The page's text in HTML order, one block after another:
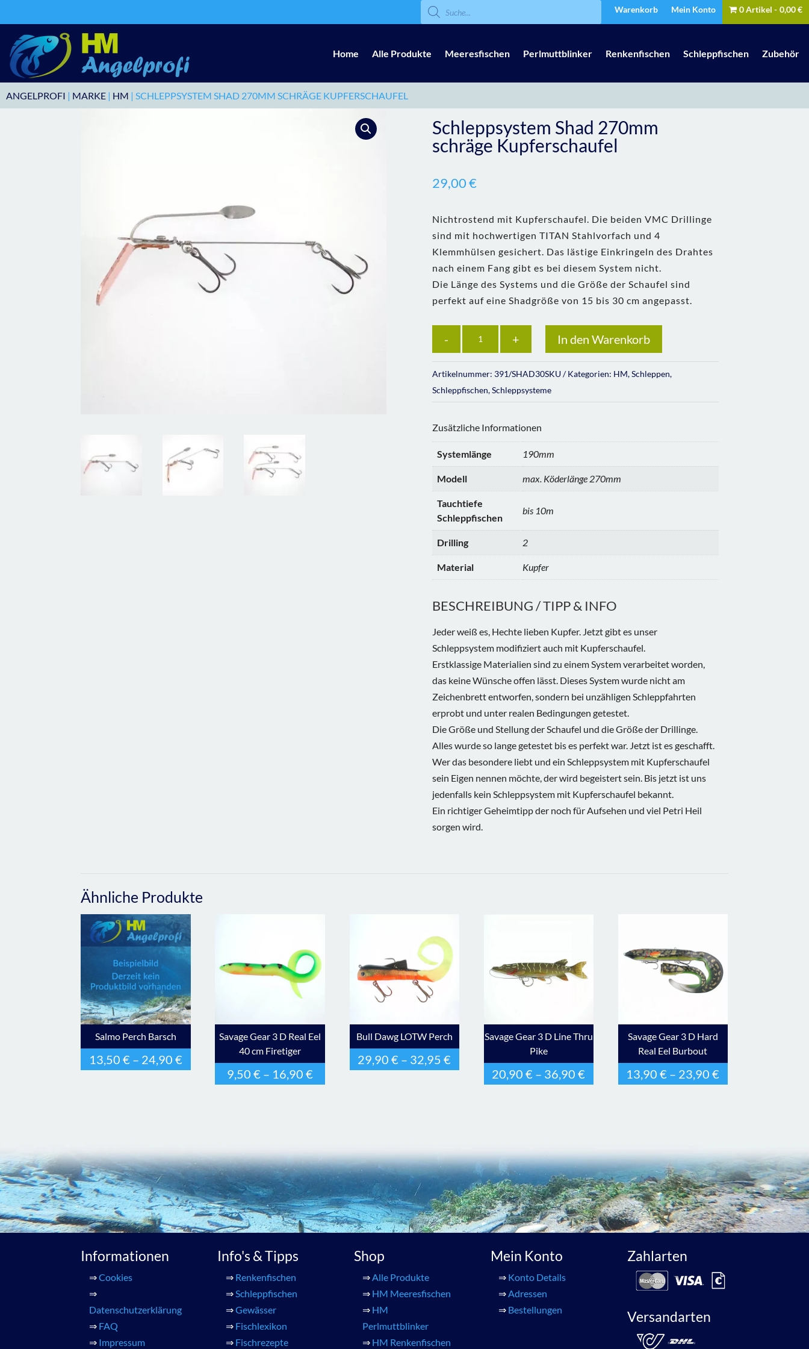
Products
search
Warenkorb Mein Konto 0 Artikel 0,00 €
Home Alle Produkte Meeresfischen Perlmuttblinker Renkenfischen Schleppfischen Zubehör
ANGELPROFI | MARKE | HM | SCHLEPPSYSTEM SHAD 270MM SCHRÄGE KUPFERSCHAUFEL
Schleppsystem Shad 270mm
schräge Kupferschaufel
29,00€
Nichtrostend mit Kupferschaufel. Die beiden VMC Drillinge
sind mit hochwertigen TITAN Stahlvorfach und 4
Klemmhülsen gesichert. Das lästige Einkringeln des Drahtes
nach einem Fang gibt es bei diesem System nicht.
Die Länge des Systems und die Größe der Schaufel sind
perfekt auf eine Shadgröße von 15 bis 30 cm angepasst.
In den Warenkorb
Artikelnummer: 391/SHAD30SKU Kategorien: HM,Schleppen,
Schleppfischen,Schleppsysteme
Zusätzliche Informationen
Systemlänge 190mm
Modell max. Köderlänge 270mm
Tauchtiefe
Schleppfischen
bis 10m
Drilling 2
Material Kupfer
BESCHREIBUNG / TIPP & INFO
Jeder weiß es, Hechte lieben Kupfer. Jetzt gibt es unser
Schleppsystem modifiziert auch mit Kupferschaufel.
Erstklassige Materialien sind zu einem System verarbeitet worden,
das keine Wünsche offen lässt. Dieses System wurde nicht am
Zeichenbrett entworfen, sondern bei unzähligen Schleppfahrten
erprobt und unter realen Bedingungen getestet.
Die Größe und Stellung der Schaufel und die Größe der Drillinge.
Alles wurde so lange getestet bis es perfekt war. Jetzt ist es geschafft.
Wer das besondere liebt und ein Schleppsystem mit Kupferschaufel
sein Eigen nennen möchte, der wird begeistert sein. Bis jetzt ist uns
jedenfalls kein Schleppsystem mit Kupferschaufel bekannt.
Ein richtiger Geheimtipp der noch für Aufsehen und viel Petri Heil
sorgen wird.
Ähnliche Produkte
Salmo Perch Barsch
13,50€ – 24,90€
Savage Gear 3 D Real Eel
40 cm Firetiger
9,50€ – 16,90€
Bull Dawg LOTW Perch
29,90€ – 32,95€
Savage Gear 3 D Line Thru
Pike
20,90€ – 36,90€
Savage Gear 3 D Hard
Real Eel Burbout
13,90€ – 23,90€
Informationen
⇒Cookies
⇒
Datenschutzerklärung
⇒ FAQ
⇒ Impressum
Info's & Tipps
⇒ Renkenfischen
⇒Schleppfischen
⇒Gewässer
⇒ Fischlexikon
⇒ Fischrezepte
Shop
⇒Alle Produkte
⇒ HM Meeresfischen
⇒ HM
Perlmuttblinker
⇒ HM Renkenfischen
Mein Konto
⇒ Konto Details
⇒Adressen
⇒ Bestellungen
Zahlarten
Versandarten